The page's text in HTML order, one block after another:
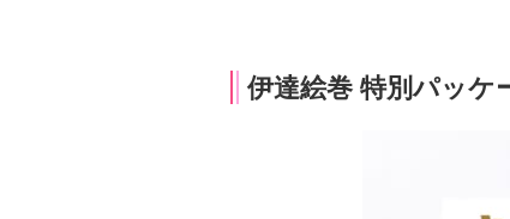
伊達絵巻 特別パッケ